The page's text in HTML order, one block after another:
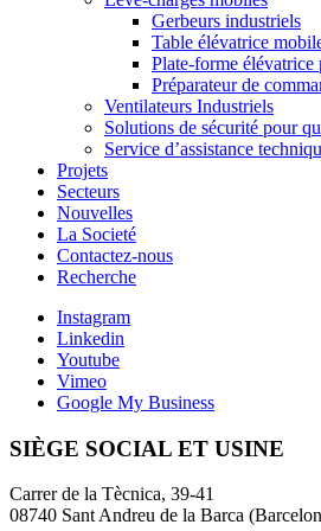
Gerbeurs industriels
Table élévatrice
Plate-forme élévatrice
Préparateur de
Ventilateurs Industriels
Solutions de sécurité pour
Service d’assistance
Projets
Secteurs
Nouvelles
La Societé
Contactez-nous
Recherche
Instagram
Linkedin
Youtube
Vimeo
Google My Business
SIÈGE SOCIAL ET USINE
Carrer de la Tècnica, 39-41
08740 Sant Andreu de la Barca